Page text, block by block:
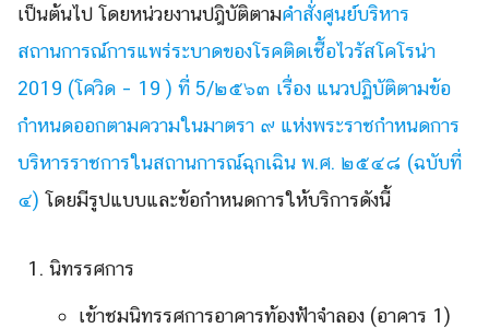
เป็นต้นไป โดยหน่วยงานปฎิบัติตามคำสั่งศูนย์บริหาร
สถานการณ์การแพร่ระบาดของโรคติดเชื้อไวรัสโคโรน่า
2019 (โควิด – 19 ) ที่ 5/๒๕๖๓ เรื่อง แนวปฏิบัติตามข้อ
กำหนดออกตามความในมาตรา ๙ แห่งพระราชกำหนดการ
บริหารราชการในสถานการณ์ฉุกเฉิน พ.ศ. ๒๕๔๘ (ฉบับที่
๔) โดยมีรูปแบบและข้อกำหนดการให้บริการดังนี้
นิทรรศการ
เข้าชมนิทรรศการอาคารท้องฟ้าจำลอง (อาคาร 1)